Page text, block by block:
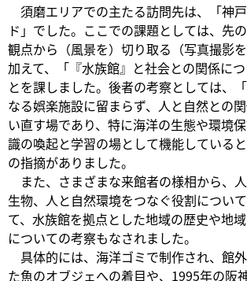
須磨エリアでの主たる訪問先は、「神
ド」でした。ここでの課題としては、先
観点から（風景を）切り取る（写真撮影
加えて、「『水族館』と社会との関係に
とを課しました。後者の考察としては、
なる娯楽施設に留まらず、人と自然との
い直す場であり、特に海洋の生態や環境
識の喚起と学習の場として機能している
の指摘がありました。
また、さまざまな来館者の様相から、
生物、人と自然環境をつなぐ役割につい
て、水族館を拠点とした地域の歴史や地
についての考察もなされました。
具体的には、海洋ゴミで制作され、館
た魚のオブジェへの着目や、1995年の阪